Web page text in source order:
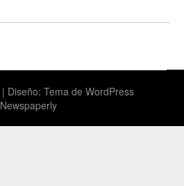
| Diseño: Tema de WordPress
Newspaperly